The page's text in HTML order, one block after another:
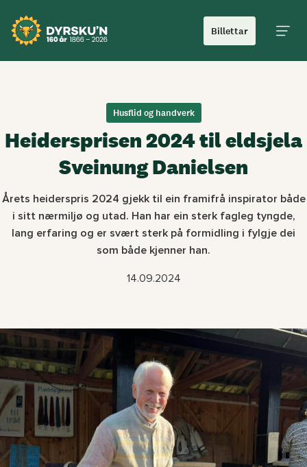
Billettar
Husflid og handverk
Heidersprisen 2024 til eldsjela
Sveinung Danielsen
Årets heiderspris 2024 gjekk til ein framifrå inspirator både
i sitt nærmiljø og utad. Han har ein sterk fagleg tyngde,
lang erfaring og er svært sterk på formidling i fylgje dei
som både kjenner han.
14.09.2024